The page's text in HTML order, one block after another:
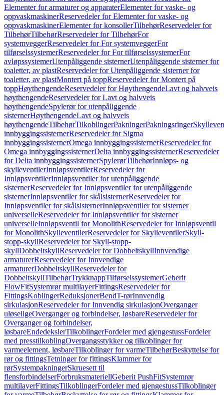
Elementer for armaturer og apparaterElementer for vaske- og
oppvaskmaskinerReservedeler for Elementer for vaske- og
oppvaskmaskinerElementer for konsollerTilbehørReservedeler for
TilbehørTilbehørReservedeler for TilbehørFor
systemveggerReservedeler for For systemveggerFor
tilførselssystemerReservedeler for For tilførselssystemerFor
avløpssystemerUtenpåliggende sisternerUtenpåliggende sisterner for
toaletter, av plastReservedeler for Utenpåliggende sisterner for
toaletter, av plastMontert på toppReservedeler for Montert på
toppHøythengendeReservedeler for HøythengendeLavt og halvveis
høythengendeReservedeler for Lavt og halvveis
høythengendeSpylerør for utenpåliggende
sisternerHøythengendeLavt og halvveis
høythengendeTilbehørTilkoblingerPakningerPakningsringer
innbyggingssisternerReservedeler for Sigma
innbyggingssisternerOmega innbyggingssisternerReservedeler for
Omega innbyggingssisternerDelta innbyggingssisternerReservedeler
for Delta innbyggingssisternerSpylerørTilbehørInnløps- og
skylleventilerInnløpsventilerReservedeler for
InnløpsventilerInnløpsventiler for utenpåliggende
sisternerReservedeler for Innløpsventiler for utenpåliggende
sisternerInnløpsventiler for skålsisternerReservedeler for
Innløpsventiler for skålsisternerInnløpsventiler for sisterner
universelleReservedeler for Innløpsventiler for sisterner
universelleInnløpsventil for MonolithReservedeler for Innløpsventil
for MonolithSkylleventilerReservedeler for SkylleventilerSkyll-
stopp-skyllReservedeler for Skyll-stopp-
skyllDobbeltskyllReservedeler for DobbeltskyllInnvendige
armaturerReservedeler for Innvendige
armaturerDobbeltskyllReservedeler for
DobbeltskyllTilbehørTrykknappTilførselssystemerGeberit
FlowFitSystemrør multilayerFittingsReservedeler for
FittingsKoblingerReduksjonerBendT-rørInnvendig
sirkulasjonReservedeler for Innvendig sirkulasjonOverganger
uløseligeOverganger og forbindelser, løsbareReservedeler for
Overganger og forbindelser,
løsbareEndedekslerTilkoblingerFordeler med gjengestussFordeler
med presstilkoblingOvergangsstykker og tilkoblinger for
varmeelement, løsbareTilkoblinger for varmeTilbehørBeskyttelse for
rør og fittingsTetninger for fittingsKlammer for
rørSystempakningerSkruesett til
flensforbindelserForbruksmateriellGeberit PushFitSystemrør
multilayerFittingsTilkoblingerFordeler med gjengestussTilkoblinger